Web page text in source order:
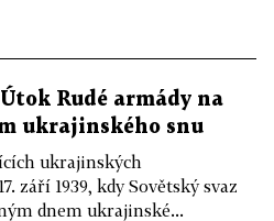
Rudé armády na
ukrajinského snu
ukrajinských
září 1939, kdy Sovětský svaz
dnem ukrajinské...